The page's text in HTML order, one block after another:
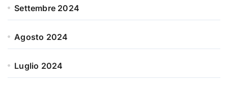
Settembre 2024
Agosto 2024
Luglio 2024